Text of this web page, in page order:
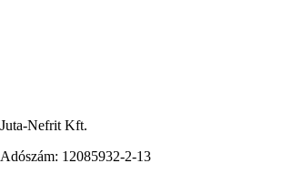
Juta-Nefrit Kft.
Adószám: 12085932-2-13